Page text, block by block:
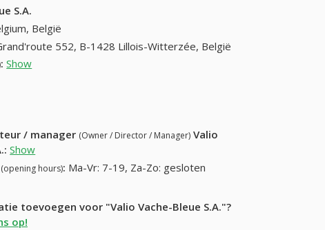
S.A.
België
552, B-1428 Lillois-Witterzée, België
: Show
/ manager (Owner / Director / Manager) Valio
: Show
(opening hours): Ma-Vr: 7-19, Za-Zo: gesloten
toevoegen voor "Valio Vache-Bleue S.A."?
op!